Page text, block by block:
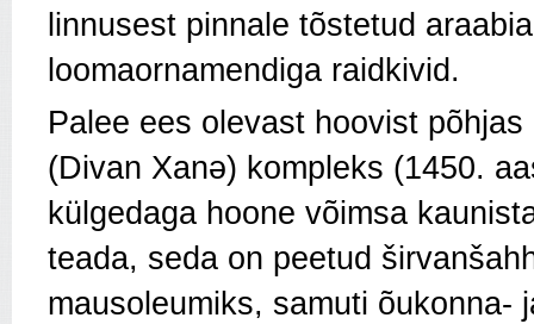
linnusest pinnale tõstetud
loomaornamendiga raidkivid.
Palee ees olevast hoovist
(Divan Xanə) kompleks (1450.
külgedaga hoone võimsa
teada, seda on peetud
mausoleumiks, samuti õukonna-